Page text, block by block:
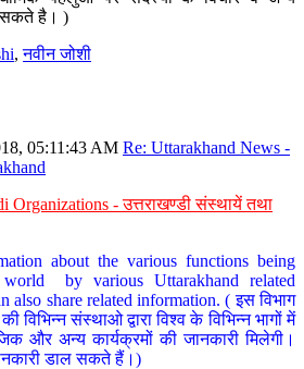
सकते है। )
,नवीन जोशी
05:11:43 AM Re: Uttarakhand News -
Organizations - उत्तराखण्डी संस्थायें तथा
about the various functions being
by various Uttarakhand related
also share related information. ( इस विभाग
विभिन्न संस्थाओ द्वारा विश्व के विभिन्न भागों में
और अन्य कार्यक्रमों की जानकारी मिलेगी।
डाल सकते हैं।)